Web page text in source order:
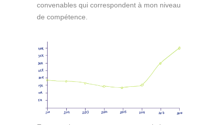
convenables qui correspondent à mon niveau
de compétence.